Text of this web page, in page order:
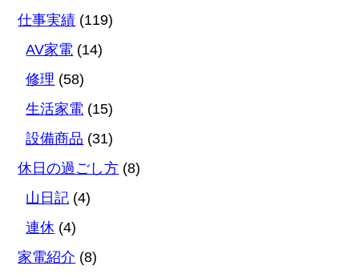
仕事実績 (119)
AV家電 (14)
修理 (58)
生活家電 (15)
設備商品 (31)
休日の過ごし方 (8)
山日記 (4)
連休 (4)
家電紹介 (8)